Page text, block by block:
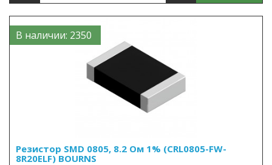
В наличии: 2350
Резистор SMD 0805, 8.2 Ом 1% (CRL0805-FW-
8R20ELF) BOURNS